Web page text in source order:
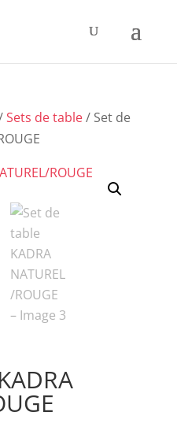
Sets de table/ Set de